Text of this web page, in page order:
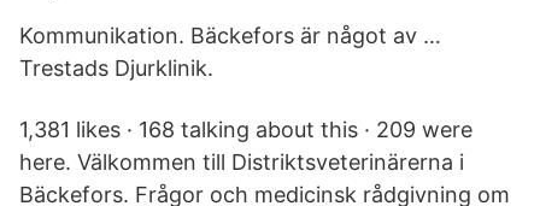
Kommunikation. Bäckefors är något av …
Trestads Djurklinik.
1,381 likes · 168 talking about this · 209 were
here. Välkommen till Distriktsveterinärerna i
Bäckefors. Frågor och medicinsk rådgivning om